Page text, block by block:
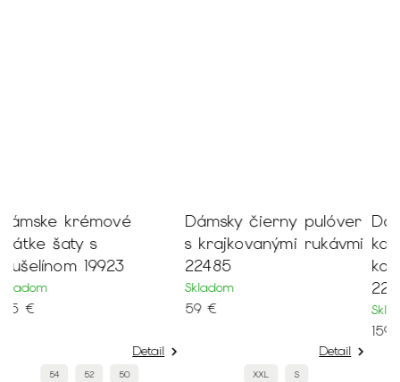
Dámsky čierny pulóver
s krajkovanými rukávmi
22485
Skladom
59 €
Detail
XXL S
Dámsky elegantný
kabát s odnímateľným
kožušinovým golierom
22561
Skladom